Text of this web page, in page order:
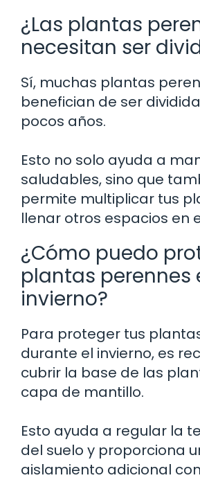
¿Las plantas
necesitan ser
Sí, muchas plantas
benefician de ser
pocos años.
Esto no solo ayuda a
saludables, sino que
permite multiplicar tus
llenar otros espacios en
¿Cómo puedo
plantas perennes
invierno?
Para proteger tus
durante el invierno, es
cubrir la base de las
capa de mantillo.
Esto ayuda a regular la
del suelo y proporciona
aislamiento adicional